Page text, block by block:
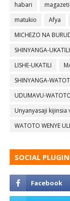
habari magazeti
matukio
Afya
MICHEZO NA
SHINYANGA-UKATILI
LISHE-UKATILI
SHINYANGA-
UDUMAVU-
Unyanyasaji kijinsia
WATOTO WENYE
SOCIAL PLUGIN